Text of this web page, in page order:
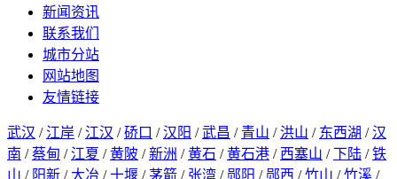
新闻资讯
联系我们
城市分站
网站地图
友情链接
武汉 / 江岸 / 江汉 /硚口 /汉阳 /武昌 / 青山 / 洪山 / 东西湖 /汉
南 /蔡甸 / 江夏 /黄陂 /新洲 /黄石 /黄石港 / 西塞山 /下陆 /铁
山 / 阳新 / 大冶 /十堰 /茅箭 / 张湾 / 郧阳 / 郧西 /竹山 /竹溪 /